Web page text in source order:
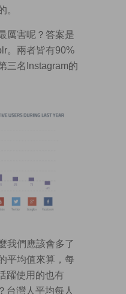
。
厲害呢？答案是
。兩者皆有90%
三名Instagram的
我們應該會多了
平均值來算，每
躍使用的也有
台灣人平均每人